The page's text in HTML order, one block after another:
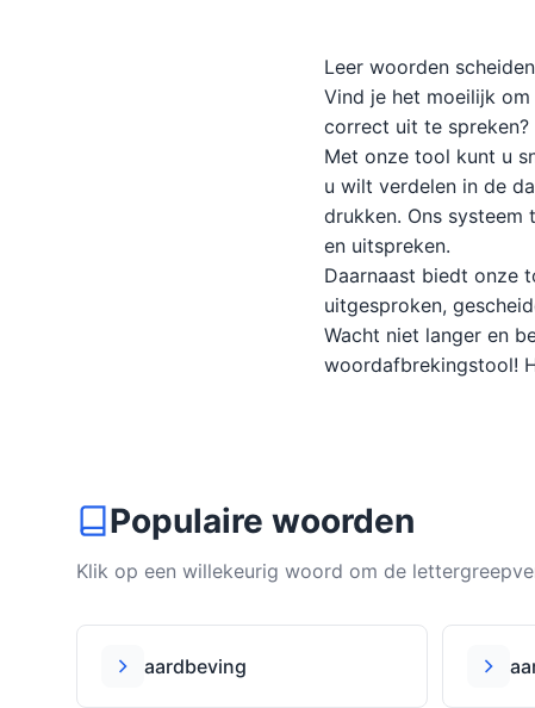
Leer woorden
Vind je het moeilijk
correct uit te spreken?
Met onze tool kunt u
u wilt verdelen in de
drukken. Ons
en uitspreken.
Daarnaast biedt onze
uitgesproken,
Wacht niet langer en
woordafbrekingstool!
Populaire woorden
Klik op een willekeurig woord om de
aardbeving